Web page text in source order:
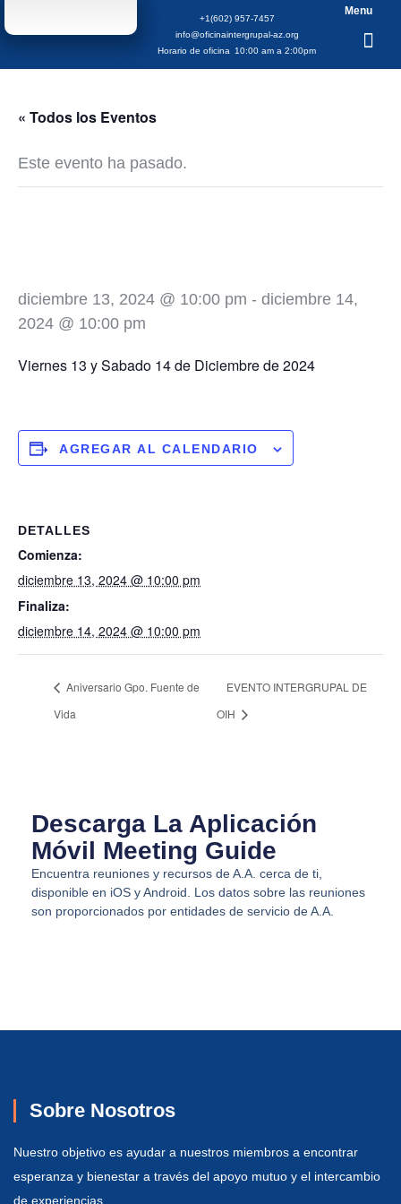
+1(602) 957-7457
info@oficinaintergrupal-az.org
Horario de oficina
10:00 am a 2:00pm
Menu
« Todos los Eventos
Este evento ha pasado.
diciembre 13, 2024 @ 10:00 pm - diciembre 14,
2024 @ 10:00 pm
Viernes 13 y Sabado 14 de Diciembre de 2024
AGREGAR AL CALENDARIO
DETALLES
Comienza:
diciembre 13, 2024 @ 10:00 pm
Finaliza:
diciembre 14, 2024 @ 10:00 pm
Aniversario Gpo. Fuente de
Vida
EVENTO INTERGRUPAL DE
OIH
Descarga La Aplicación
Móvil Meeting Guide
Encuentra reuniones y recursos de A.A. cerca de ti,
disponible en iOS y Android. Los datos sobre las reuniones
son proporcionados por entidades de servicio de A.A.
Sobre Nosotros
Nuestro objetivo es ayudar a nuestros miembros a encontrar
esperanza y bienestar a través del apoyo mutuo y el intercambio
de experiencias.